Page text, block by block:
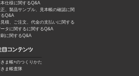
仕様に関するQ&A
、製品サンプル、見本帳の確認に関
Q&A
積、ご注文、代金の支払いに関する
タに関するに関するQ&A
に関するQ&A
ま帳+のつくりかた
ま帳査隊